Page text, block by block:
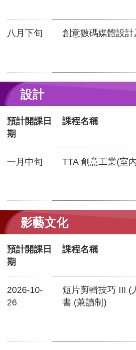
八月下旬 創意數碼媒體設
設計
預計開課日
期
課程名稱
一月中旬 TTA 創意工業(室
影藝文化
預計開課日
期
課程名稱
2026-10-
26
短片剪輯技巧 III (
書 (兼讀制)